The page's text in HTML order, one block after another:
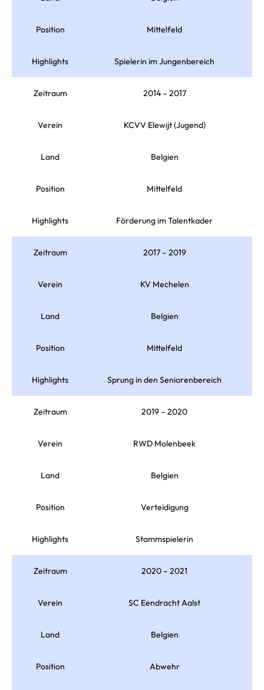
Position Mittelfeld
Highlights Spielerin im Jungenbereich
Zeitraum 2014 – 2017
Verein KCVV Elewijt (Jugend)
Land Belgien
Position Mittelfeld
Highlights Förderung im Talentkader
Zeitraum 2017 – 2019
Verein KV Mechelen
Land Belgien
Position Mittelfeld
Highlights Sprung in den Seniorenbereich
Zeitraum 2019 – 2020
Verein RWD Molenbeek
Land Belgien
Position Verteidigung
Highlights Stammspielerin
Zeitraum 2020 – 2021
Verein SC Eendracht Aalst
Land Belgien
Position Abwehr